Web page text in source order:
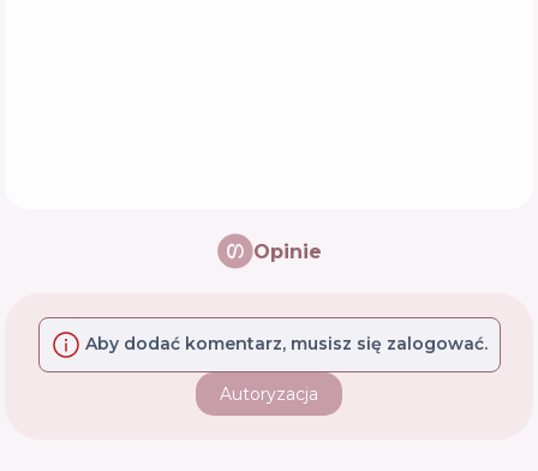
Opinie
Aby dodać komentarz, musisz się zalogować.
Autoryzacja